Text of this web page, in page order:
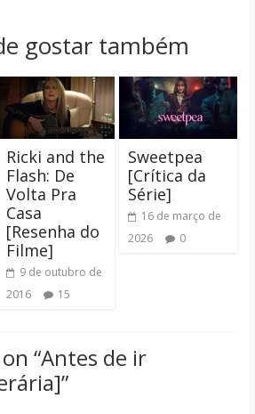
gostar também
Ricki and the
Flash: De
Volta Pra
Casa
[Resenha do
Filme]
9 de outubro de
2016
15
Sweetpea
[Crítica da
Série]
16 de março de
2026
0
“Antes de ir
”